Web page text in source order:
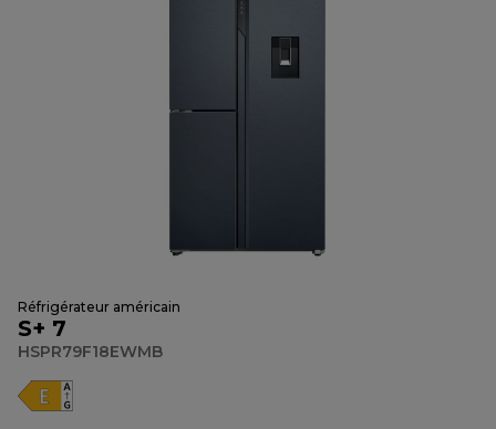
Réfrigérateur américain
S+ 7
HSPR79F18EWMB